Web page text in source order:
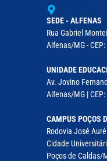
SEDE - ALFENAS
Rua Gabriel
Alfenas/MG -
UNIDADE
Av. Jovino
Alfenas/MG |
CAMPUS POÇOS
Rodovia José
Cidade
Poços de Caldas/